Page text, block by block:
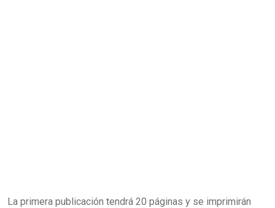
La primera publicación tendrá 20 páginas y se imprimirán